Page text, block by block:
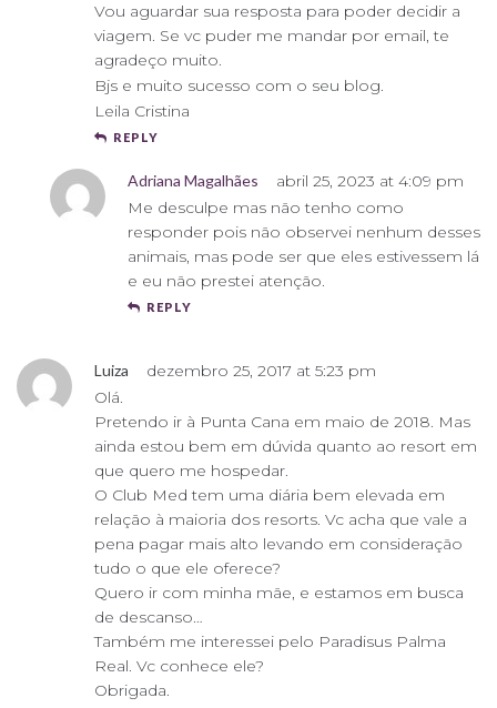
Vou aguardar sua resposta para poder decidir a
viagem. Se vc puder me mandar por email, te
agradeço muito.
Bjs e muito sucesso com o seu blog.
Leila Cristina
REPLY
Adriana Magalhães
abril 25, 2023 at 4:09 pm
Me desculpe mas não tenho como
responder pois não observei nenhum desses
animais, mas pode ser que eles estivessem lá
e eu não prestei atenção.
REPLY
Luiza
dezembro 25, 2017 at 5:23 pm
Olá.
Pretendo ir à Punta Cana em maio de 2018. Mas
ainda estou bem em dúvida quanto ao resort em
que quero me hospedar.
O Club Med tem uma diária bem elevada em
relação à maioria dos resorts. Vc acha que vale a
pena pagar mais alto levando em consideração
tudo o que ele oferece?
Quero ir com minha mãe, e estamos em busca
de descanso…
Também me interessei pelo Paradisus Palma
Real. Vc conhece ele?
Obrigada.